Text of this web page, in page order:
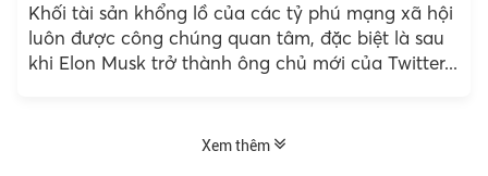
Khối tài sản khổng lồ của các tỷ phú mạng xã hội
luôn được công chúng quan tâm, đặc biệt là sau
khi Elon Musk trở thành ông chủ mới của Twitter...
Xem thêm